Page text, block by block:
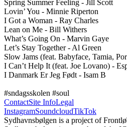
Spring Summer Feeling - Jill Scott
Lovin’ You - Minnie Riperton
I Got a Woman - Ray Charles
Lean on Me - Bill Withers
What’s Going On - Marvin Gaye
Let’s Stay Together - Al Green
Slow Jams (feat. Babyface, Tamia,
I Can’t Help It (feat. Joe Lovano) -
I Danmark Er Jeg Født - Isam B
#sndagsskolen #soul
ContactSite InfoLegal
InstagramSoundcloudTikTok
Sydhavnsbølgen is a project of